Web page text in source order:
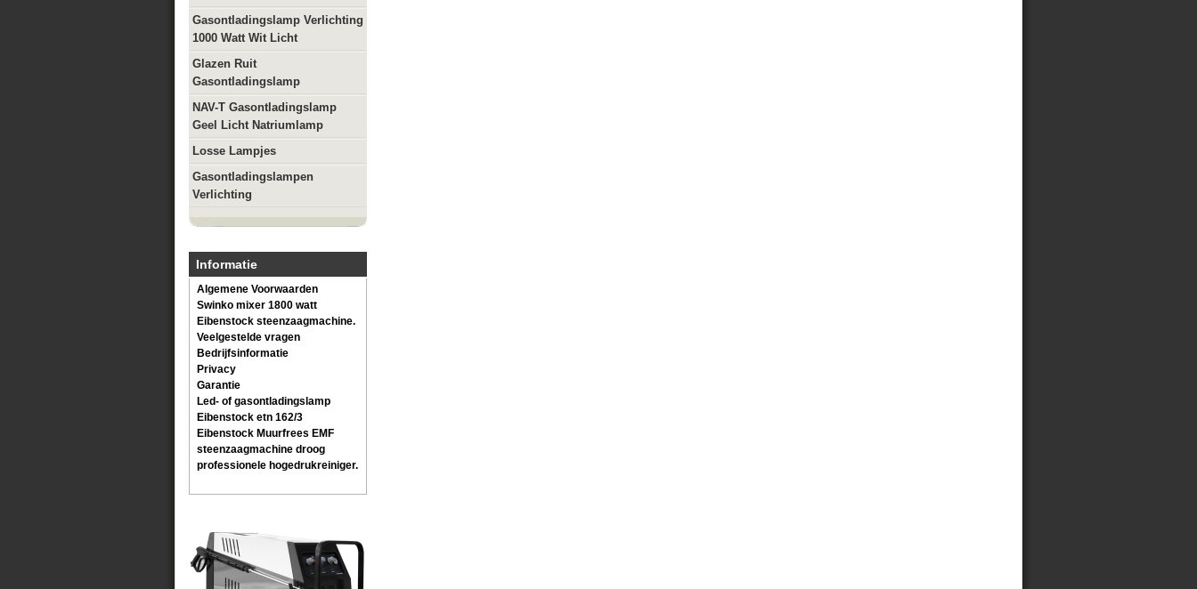
Gasontladingslamp Verlichting
1000 Watt Wit Licht
Glazen Ruit
Gasontladingslamp
NAV-T Gasontladingslamp
Geel Licht Natriumlamp
Losse Lampjes
Gasontladingslampen
Verlichting
Informatie
Algemene Voorwaarden
Swinko mixer 1800 watt
Eibenstock steenzaagmachine.
Veelgestelde vragen
Bedrijfsinformatie
Privacy
Garantie
Led- of gasontladingslamp
Eibenstock etn 162/3
Eibenstock Muurfrees EMF
steenzaagmachine droog
professionele hogedrukreiniger.